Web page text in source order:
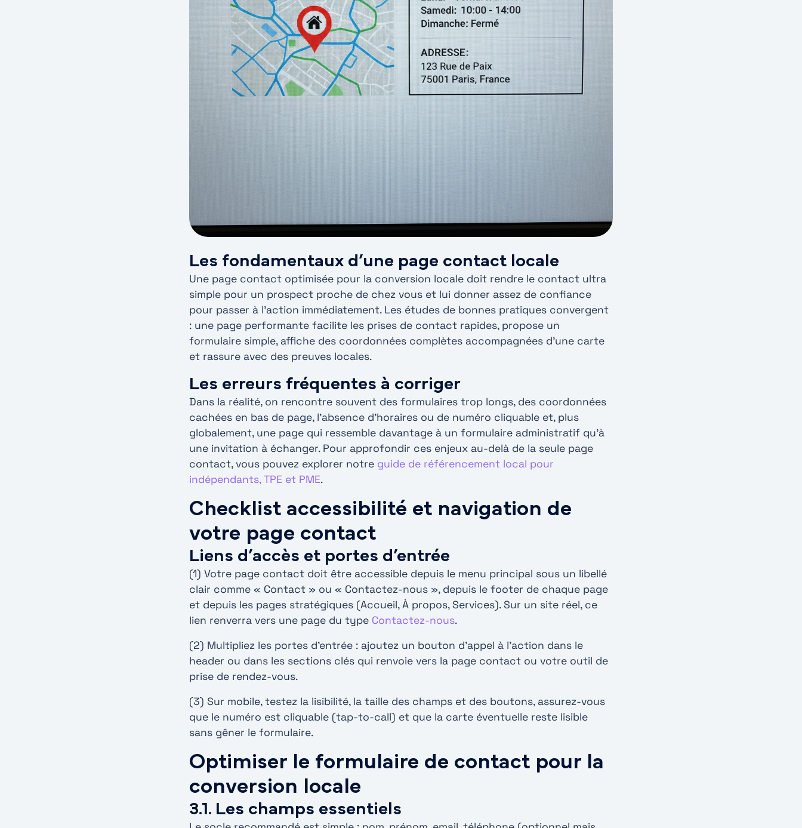
Les fondamentaux d’une page contact locale
Une page contact optimisée pour la conversion locale doit rendre le contact ultra
simple pour un prospect proche de chez vous et lui donner assez de confiance
pour passer à l’action immédiatement. Les études de bonnes pratiques convergent
: une page performante facilite les prises de contact rapides, propose un
formulaire simple, affiche des coordonnées complètes accompagnées d’une carte
et rassure avec des preuves locales.
Les erreurs fréquentes à corriger
Dans la réalité, on rencontre souvent des formulaires trop longs, des coordonnées
cachées en bas de page, l’absence d’horaires ou de numéro cliquable et, plus
globalement, une page qui ressemble davantage à un formulaire administratif qu’à
une invitation à échanger. Pour approfondir ces enjeux au-delà de la seule page
contact, vous pouvez explorer notre guide de référencement local pour
indépendants, TPE et PME.
Checklist accessibilité et navigation de
votre page contact
Liens d’accès et portes d’entrée
(1) Votre page contact doit être accessible depuis le menu principal sous un libellé
clair comme « Contact » ou « Contactez-nous », depuis le footer de chaque page
et depuis les pages stratégiques (Accueil, À propos, Services). Sur un site réel, ce
lien renverra vers une page du type Contactez-nous.
(2) Multipliez les portes d’entrée : ajoutez un bouton d’appel à l’action dans le
header ou dans les sections clés qui renvoie vers la page contact ou votre outil de
prise de rendez-vous.
(3) Sur mobile, testez la lisibilité, la taille des champs et des boutons, assurez-vous
que le numéro est cliquable (tap-to-call) et que la carte éventuelle reste lisible
sans gêner le formulaire.
Optimiser le formulaire de contact pour la
conversion locale
3.1. Les champs essentiels